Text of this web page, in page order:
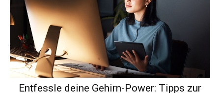
Entfessle deine Gehirn-Power: Tipps zur